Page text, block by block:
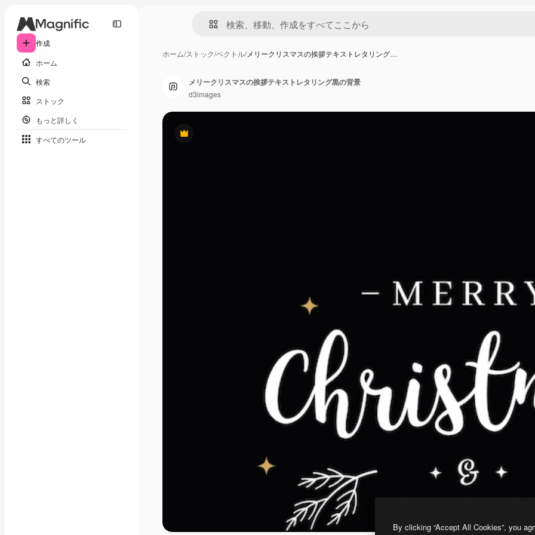
作成
ホーム
検索
ストック
もっと詳しく
すべてのツール
ホーム/ストック/ベクトル/メリークリスマスの挨拶テキストレタリング…
Premium
メリークリスマスの挨拶テキストレタリング黒の背景
d3images
By clicking “Accept All Cookies”, you